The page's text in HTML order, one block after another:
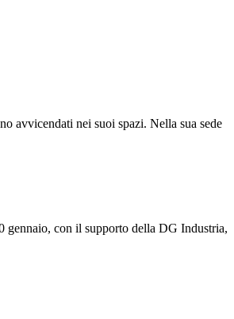
avvicendati nei suoi spazi. Nella sua sede
con il supporto della DG Industria,